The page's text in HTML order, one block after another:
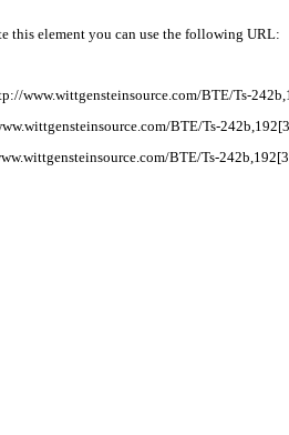
this element you can use the following URL:
www.wittgensteinsource.com/BTE/Ts-
BTE/Ts-
BTE/Ts-